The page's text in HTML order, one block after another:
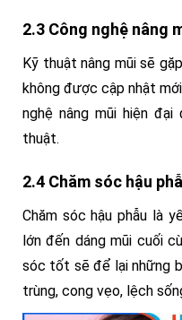
2.3 Công nghệ nâng
Kỹ thuật nâng mũi sẽ
không được cập nhật
nghệ nâng mũi hiện
thuật.
2.4 Chăm sóc hậu
Chăm sóc hậu phẫu là
lớn đến dáng mũi cuối
sóc tốt sẽ để lại những
trùng, cong vẹo, lệch